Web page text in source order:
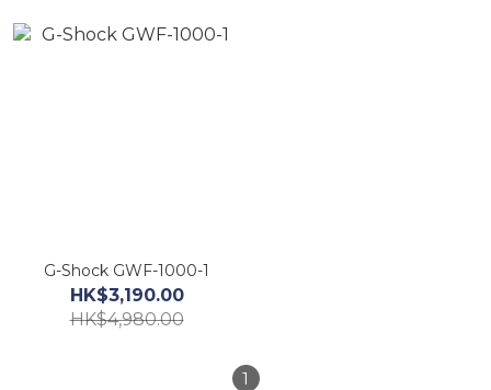
G-Shock GWF-1000-1
HK$3,190.00
HK$4,980.00
1